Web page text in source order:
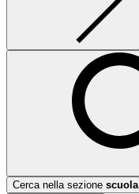
Cerca nella sezione scuola